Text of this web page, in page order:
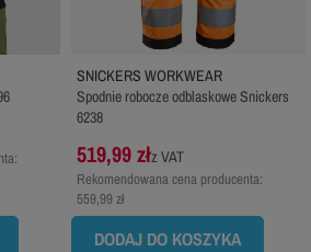
SNICKERS WORKWEAR
Spodnie robocze odblaskowe Snickers
6238
519,99 złz VAT
Rekomendowana cena producenta:
559,99 zł
DODAJ DO KOSZYKA